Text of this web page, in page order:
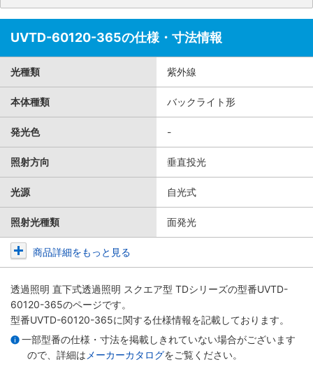
UVTD-60120-365の仕様・寸法情報
光種類 紫外線
本体種類 バックライト形
発光色 -
照射方向 垂直投光
光源 自光式
照射光種類 面発光
商品詳細をもっと見る
透過照明 直下式透過照明 スクエア型 TDシリーズの型番UVTD-
60120-365のページです。
型番UVTD-60120-365に関する仕様情報を記載しております。
一部型番の仕様・寸法を掲載しきれていない場合がございます
ので、詳細は メーカーカタログをご覧ください。